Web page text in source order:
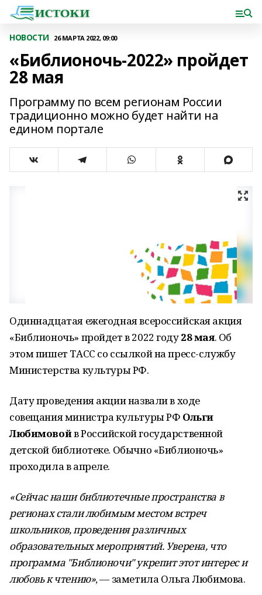
НОВОСТИ 26 МАРТА 2022, 09:00
«Библионочь-2022» пройдет
28 мая
Программу по всем регионам России
традиционно можно будет найти на
едином портале
Одиннадцатая ежегодная всероссийская акция
«Библионочь» пройдет в 2022 году28 мая. Об
этом пишет ТАСС со ссылкой на пресс-службу
Министерства культуры РФ.
Дату проведения акции назвали в ходе
совещания министра культуры РФ Ольги
Любимовойв Российской государственной
детской библиотеке. Обычно «Библионочь»
проходила в апреле.
«Сейчас наши библиотечные пространства в
регионах стали любимым местом встреч
школьников, проведения различных
образовательных мероприятий. Уверена, что
программа "Библионочи" укрепит этот интерес и
любовь к чтению», — заметила Ольга Любимова.